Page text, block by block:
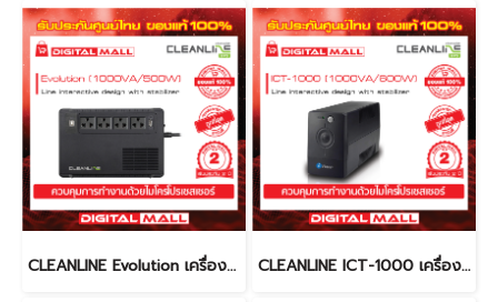
CLEANLINE Evolution เครื่องสำรองไฟ (UPS) CLEANLINE ICT-1000 เครื่องสำรองไฟ (UPS)